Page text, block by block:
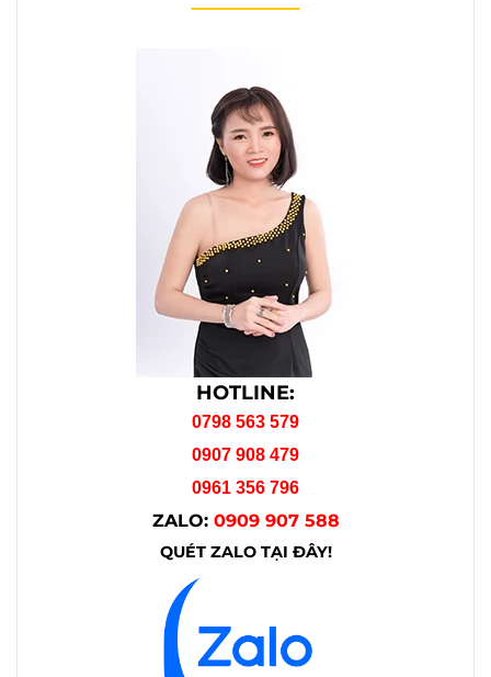
HOTLINE:
0798 563 579
0907 908 479
0961 356 796
ZALO: 0909 907 588
QUÉT ZALO TẠI ĐÂY!